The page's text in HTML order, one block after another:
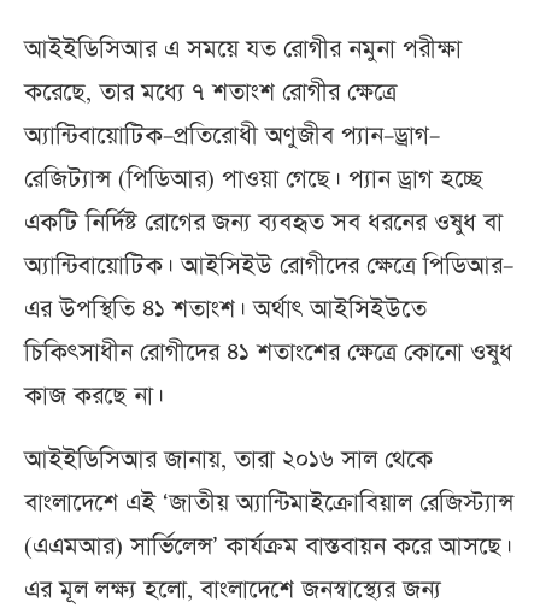
আইইডিসিআর এ সময়ে যত রোগীর নমুনা পরীক্ষা
করেছে, তার মধ্যে ৭ শতাংশ রোগীর ক্ষেত্রে
অ্যান্টিবায়োটিক–প্রতিরোধী অণুজীব প্যান–ড্রাগ–
রেজিট্যান্স (পিডিআর) পাওয়া গেছে। প্যান ড্রাগ হচ্ছে
একটি নির্দিষ্ট রোগের জন্য ব্যবহৃত সব ধরনের ওষুধ বা
অ্যান্টিবায়োটিক। আইসিইউ রোগীদের ক্ষেত্রে পিডিআর–
এর উপস্থিতি ৪১ শতাংশ। অর্থাৎ আইসিইউতে
চিকিৎসাধীন রোগীদের ৪১ শতাংশের ক্ষেত্রে কোনো ওষুধ
কাজ করছে না।
আইইডিসিআর জানায়, তারা ২০১৬ সাল থেকে
বাংলাদেশে এই ‘জাতীয় অ্যান্টিমাইক্রোবিয়াল রেজিস্ট্যান্স
(এএমআর) সার্ভিলেন্স’ কার্যক্রম বাস্তবায়ন করে আসছে।
এর মূল লক্ষ্য হলো, বাংলাদেশে জনস্বাস্থ্যের জন্য